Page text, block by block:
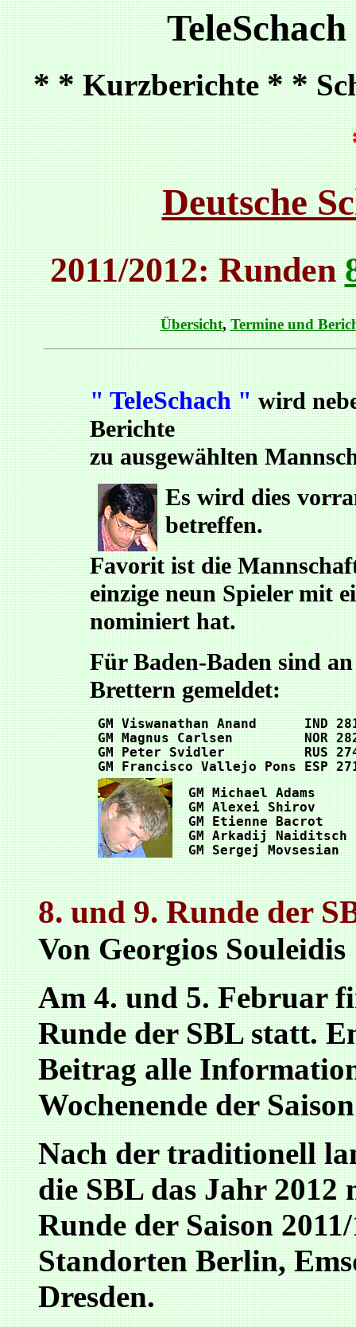
* *Kurzberichte* *
Deutsche
2011/2012: Runden
Übersicht,Termine und
" TeleSchach "wird
Berichte
zu ausgewählten
Es wird dies
betreffen.
Favorit ist die
einzige neun Spieler mit
nominiert hat.
Für Baden-Baden sind
Brettern gemeldet:
GM Viswanathan Anand      IND
GM Magnus Carlsen         NOR
GM Peter Svidler          RUS
GM Francisco Vallejo Pons ESP
GM Michael Adams
GM Alexei Shirov
GM Etienne Bacrot
GM Arkadij Naiditsch
GM Sergej Movsesian
8. und 9. Runde der
Von Georgios Souleidis
Am 4. und 5. Februar
Runde der SBL statt.
Beitrag alle
Wochenende der
Nach der traditionell
die SBL das Jahr 2012
Runde der Saison
Standorten Berlin,
Dresden.